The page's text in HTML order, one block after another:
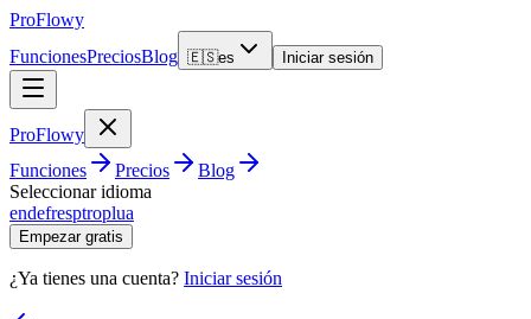
ProFlowy
FuncionesPreciosBlog 🇪🇸es Iniciar sesión
ProFlowy
Funciones
Precios
Blog
Seleccionar idioma
endefresptroplua
Empezar gratis
¿Ya tienes una cuenta? Iniciar sesión